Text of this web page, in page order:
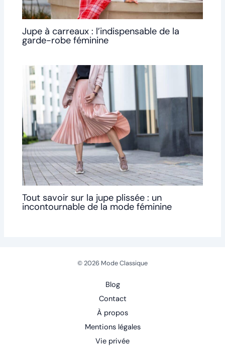
Jupe à carreaux : l’indispensable de la
garde-robe féminine
Tout savoir sur la jupe plissée : un
incontournable de la mode féminine
© 2026 Mode Classique
Blog
Contact
À propos
Mentions légales
Vie privée